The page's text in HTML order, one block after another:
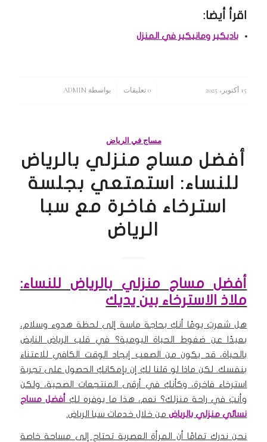
اقرأ أيضا:
باديكير ومانيكير في المنزل
15 أكتوبر، 2025 0 تعليقات بواسطةADMIN
مساج في الرياض
أفضل مساج منزلي بالرياض
للنساء: استمتعي بجلسة
استرخاء فاخرة مع سبا
الرياض
أفضل مساج منزلي بالرياض للنساء:
ملاذ الاسترخاء بين يديك
هل شعرتِ يومًا أنكِ بحاجة ماسة إلى لحظة هدوء وسلام،
بعيدًا عن ضغوط الحياة اليومية؟ في قلب الرياض النابض
بالحياة، قد يكون من الصعب إيجاد الوقت الكافي للاعتناء
بنفسك. لكن ماذا لو قلنا لكِ إن بإمكانكِ الحصول على تجربة
استرخاء فاخرة، وكأنكِ في أرقى المنتجعات الصحية، ولكن
وأنتِ في راحة منزلك؟ نعم، هذا ما يوفره لكِ
أفضل مساج
نسائي منزلي بالرياضمن خلال خدمات سبا الرياض.
نحن ندرك تمامًا أن المرأة العصرية تحتاج إلى مساحة خاصة